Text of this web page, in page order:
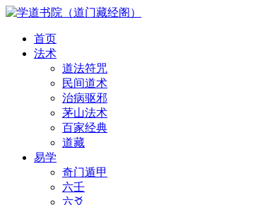
首页
法术
道法符咒
民间道术
治病驱邪
茅山法术
百家经典
道藏
易学
奇门遁甲
六壬
六爻